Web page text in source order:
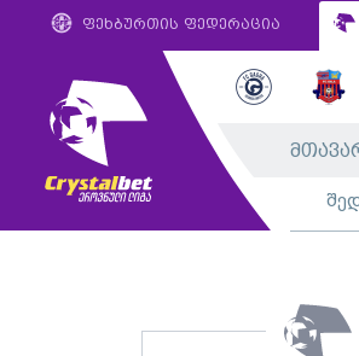
ფეხბურთის ფედერაცია